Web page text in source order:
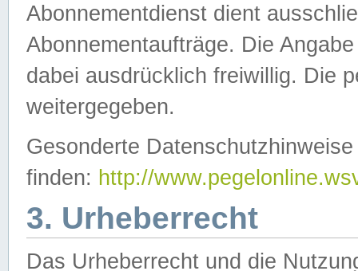
Abonnementdienst dient
Abonnementaufträge. Die
dabei ausdrücklich freiwillig. Die
weitergegeben.
Gesonderte
finden: http://
3. Urheberrecht
Das Urheberrecht und die